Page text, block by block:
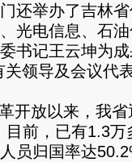
举办了吉林省
光电信息、石
书记王云坤为
关领导及会议代
放以来，我省
目前，已有1.3
员归国率达